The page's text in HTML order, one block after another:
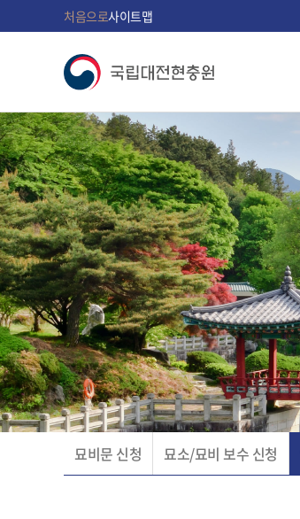
처음으로사이트맵
묘비문 신청 묘소/묘비 보수 신청